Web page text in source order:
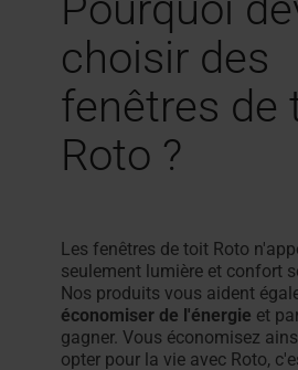
choisir des
fenêtres de
Roto ?
Les fenêtres de toit Roto
seulement lumière et confort
Nos produits vous aident
économiser de l'énergie et
gagner. Vous économisez
opter pour la vie avec Roto,